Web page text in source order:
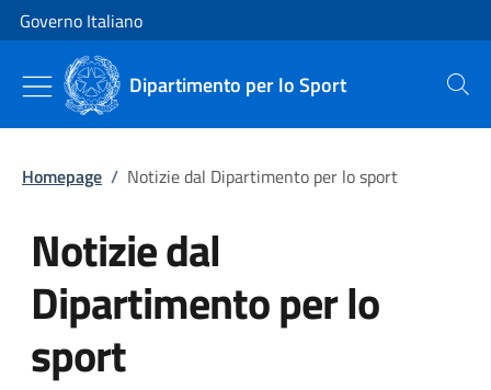
Vai al contenuto
Vai alla navigazione del sito
Governo Italiano
Dipartimento per lo Sport Cerca
Homepage / Notizie dal Dipartimento per lo sport
Notizie dal
Dipartimento per lo
sport